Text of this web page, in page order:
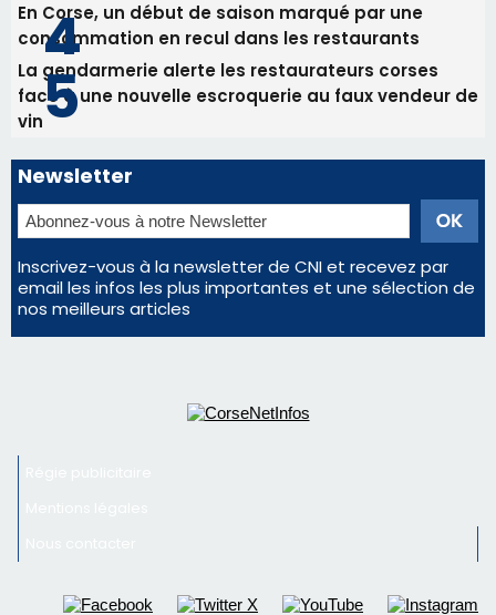
En Corse, un début de saison marqué par une
consommation en recul dans les restaurants
La gendarmerie alerte les restaurateurs corses
face à une nouvelle escroquerie au faux vendeur de
vin
Newsletter
Inscrivez-vous à la newsletter de CNI et recevez par
email les infos les plus importantes et une sélection de
nos meilleurs articles